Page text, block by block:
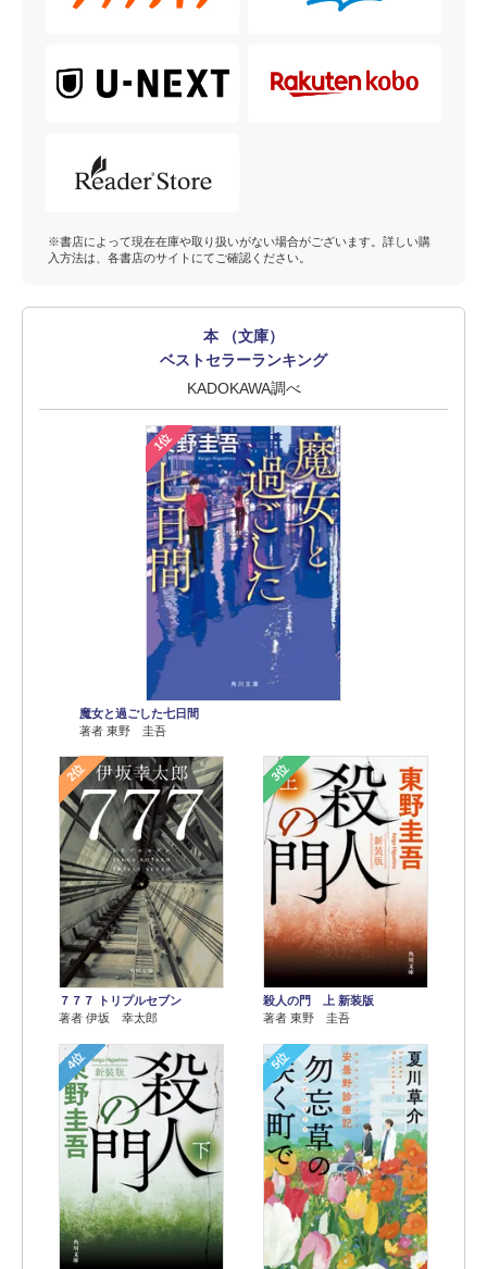
※書店によって現在在庫や取り扱いがない場合がございます。詳しい購
入方法は、各書店のサイトにてご確認ください。
本 （文庫）
ベストセラーランキング
KADOKAWA調べ
1位
魔女と過ごした七日間
著者 東野 圭吾
2位
７７７ トリプルセブン
著者 伊坂 幸太郎
3位
殺人の門 上 新装版
著者 東野 圭吾
4位 5位